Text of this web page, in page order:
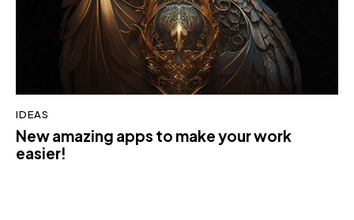
IDEAS
New amazing apps to make your work
easier!